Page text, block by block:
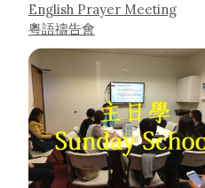
English Prayer Meeting
粵語禱告會